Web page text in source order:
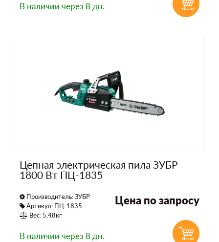
В наличии через 8 дн.
Цепная электрическая пила ЗУБР
1800 Вт ПЦ-1835
Производитель:ЗУБР
Артикул: ПЦ-1835
Вес: 5,48кг
Цена по запросу
В наличии через 8 дн.